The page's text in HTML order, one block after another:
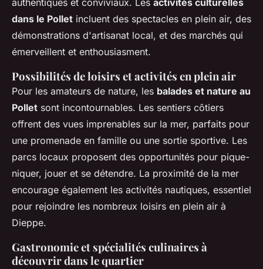
authentiques et conviviaux. Les activités culturelles
dans le Pollet incluent des spectacles en plein air, des
démonstrations d'artisanat local, et des marchés qui
émerveillent et enthousiasment.
Possibilités de loisirs et activités en plein air
Pour les amateurs de nature, les balades et nature au
Pollet sont incontournables. Les sentiers côtiers
offrent des vues imprenables sur la mer, parfaits pour
une promenade en famille ou une sortie sportive. Les
parcs locaux proposent des opportunités pour pique-
niquer, jouer et se détendre. La proximité de la mer
encourage également les activités nautiques, essentiel
pour rejoindre les nombreux loisirs en plein air à
Dieppe.
Gastronomie et spécialités culinaires à
découvrir dans le quartier